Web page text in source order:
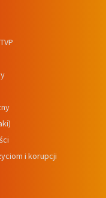
i korupcji